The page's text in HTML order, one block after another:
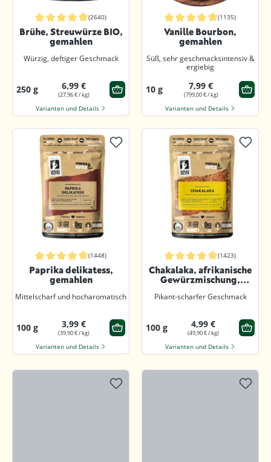
Durchschnittliche Bewertung von 4.8 von 5 Sternen
(2640)
Brühe, Streuwürze BIO,
gemahlen
Würzig, deftiger Geschmack
250 g 6,99 €
(27,96 € / kg)
Varianten und Details
Durchschnittliche Bewertung von
(1135)
Vanille Bourbon,
gemahlen
Süß, sehr geschmacksintensiv &
ergiebig
10 g 7,99 €
(799,00 € / kg)
Varianten und Details
Durchschnittliche Bewertung von 4.9 von 5 Sternen
(1448)
Paprika delikatess,
gemahlen
Mittelscharf und hocharomatisch
100 g 3,99 €
(39,90 € / kg)
Varianten und Details
Durchschnittliche Bewertung von
(1423)
Chakalaka, afrikanische
Gewürzmischung,
Pikant-scharfer Geschmack
100 g 4,99 €
(49,90 € / kg)
Varianten und Details